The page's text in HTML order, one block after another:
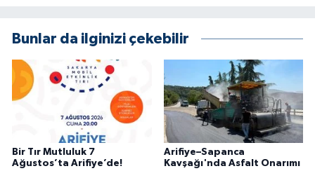
Bunlar da ilginizi çekebilir
Bir Tır Mutluluk 7
Ağustos’ta Arifiye’de!
Arifiye–Sapanca
Kavşağı'nda Asfalt Onarımı